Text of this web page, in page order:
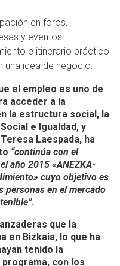
en foros,
y eventos.
e itinerario práctico
una idea de negocio.
el empleo es uno de
acceder a la
la estructura social, la
e Igualdad, y
Laespada, ha
“continúa con el
año 2015 «ANEZKA-
cuyo objetivo es
personas en el mercado
.
que la
en Bizkaia, lo que ha
tenido la
con los